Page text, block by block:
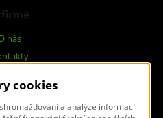
firmě
nás
nám
cookies
a analýze informací